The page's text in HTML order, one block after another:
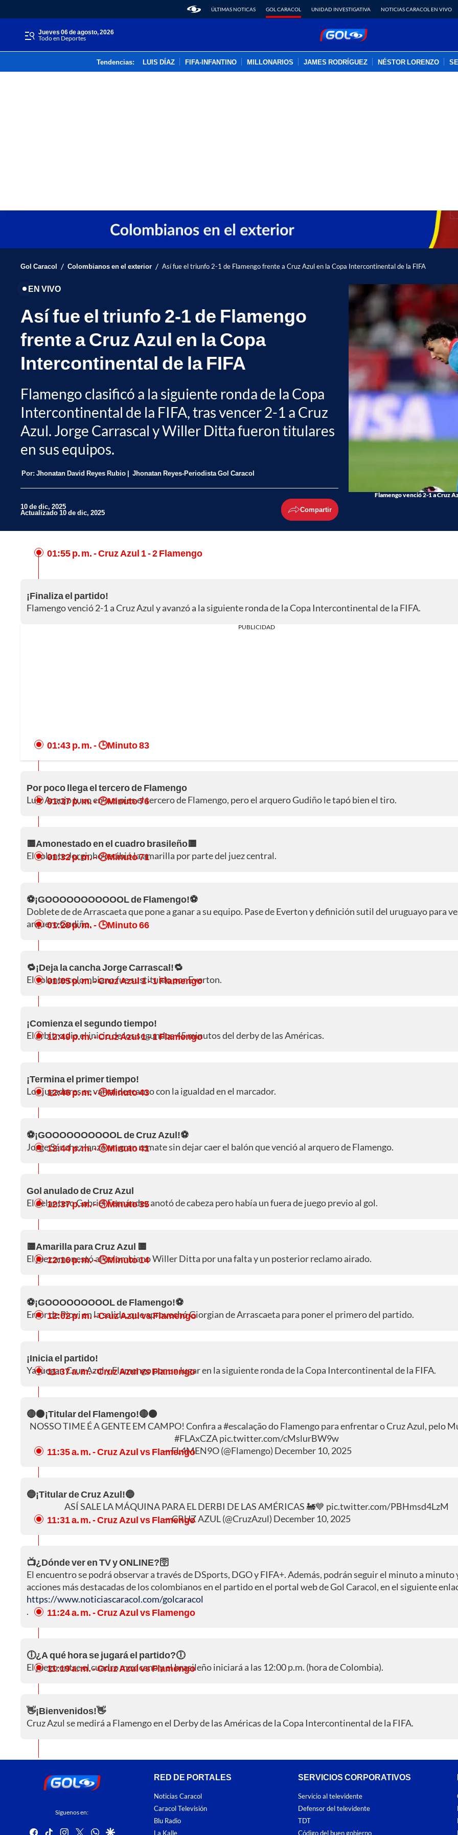
ÚLTIMAS NOTICAS GOL CARACOL UNIDAD INVESTIGATIVA NOTICIAS CARACOL EN VIVO
jueves 06 de agosto, 2026
Todo en Deportes
Tendencias: LUIS DÍAZ FIFA-INFANTINO MILLONARIOS JAMES RODRÍGUEZ NÉSTOR LORENZO
Gol Caracol / Colombianos en el exterior / Así fue el triunfo 2-1 de Flamengo frente a Cruz Azul en la Copa Intercontinental de la FIFA
EN VIVO
Así fue el triunfo 2-1 de Flamengo
frente a Cruz Azul en la Copa
Intercontinental de la FIFA
Flamengo clasificó a la siguiente ronda de la Copa
Intercontinental de la FIFA, tras vencer 2-1 a Cruz
Azul. Jorge Carrascal y Willer Ditta fueron titulares
en sus equipos.
Por: Jhonatan David Reyes Rubio Jhonatan Reyes-Periodista Gol Caracol
10 de dic, 2025
Actualizado 10 de dic, 2025 Compartir
Flamengo venció 2-1 a Cruz
01:55 p. m.- Cruz Azul 1 - 2 Flamengo
¡Finaliza el partido!
Flamengo venció 2-1 a Cruz Azul y avanzó a la siguiente ronda de la Copa Intercontinental de la FIFA.
PUBLICIDAD
01:43 p. m.- 🕒Minuto 83
Por poco llega el tercero de Flamengo
Luiz Araujo tuvo en sus pies el tercero de Flamengo, pero el arquero Gudiño le tapó bien el tiro.
01:37 p. m.- 🕒Minuto 76
🟨Amonestado en el cuadro brasileño🟨
El volante Jorginho recibió la amarilla por parte del juez central.
01:32 p. m.- 🕒Minuto 71
⚽¡GOOOOOOOOOOOL de Flamengo!⚽
Doblete de de Arrascaeta que pone a ganar a su equipo. Pase de Everton y definición sutil del uruguayo para
arquero Gudiño.
01:28 p. m.- 🕒Minuto 66
🔁¡Deja la cancha Jorge Carrascal!🔁
El volante colombiano fue sustituido por Everton.
01:05 p. m.- Cruz Azul 1 - 1 Flamengo
¡Comienza el segundo tiempo!
El árbitro dio el inicio de los segundos 45 minutos del derby de las Américas.
12:49 p. m.- Cruz Azul 1 - 1 Flamengo
¡Termina el primer tiempo!
Los jugadores se van al descanso con la igualdad en el marcador.
12:46 p. m.- 🕒Minuto 43
⚽¡GOOOOOOOOOOL de Cruz Azul!⚽
Jorge Sánchez lanzó un gran remate sin dejar caer el balón que venció al arquero de Flamengo.
12:44 p. m.- 🕒Minuto 41
Gol anulado de Cruz Azul
El delantero Gabriel Fernández anotó de cabeza pero había un fuera de juego previo al gol.
12:37 p. m.- 🕒Minuto 35
🟨Amarilla para Cruz Azul 🟨
El juez amonestó al colombiano Willer Ditta por una falta y un posterior reclamo airado.
12:16 p. m.- 🕒Minuto 14
⚽¡GOOOOOOOOOL de Flamengo!⚽
Error de Piovi en la salida, que aprovechó Giorgian de Arrascaeta para poner el primero del partido.
12:02 p. m.- Cruz Azul vs Flamengo
¡Inicia el partido!
Ya juegan Cruz Azul y Flamengo por un lugar en la siguiente ronda de la Copa Intercontinental de la FIFA.
11:37 a. m.- Cruz Azul vs Flamengo
🔴⚫¡Titular del Flamengo!🔴⚫
NOSSO TIME É A GENTE EM CAMPO! Confira a#escalaçãodo Flamengo para enfrentar o Cruz Azul, pelo
#FLAxCZApic.twitter.com/cMslurBW9w
— FL4MEN9O (@Flamengo) December 10, 2025
11:35 a. m.- Cruz Azul vs Flamengo
🔵¡Titular de Cruz Azul!🔵
ASÍ SALE LA MÁQUINA PARA EL DERBI DE LAS AMÉRICAS 🚂💙 pic.twitter.com/PBHmsd4LzM
— CRUZ AZUL (@CruzAzul) December 10, 2025
11:31 a. m.- Cruz Azul vs Flamengo
📺¿Dónde ver en TV y ONLINE?🛜
El encuentro se podrá observar a través de DSports, DGO y FIFA+. Además, podrán seguir el minuto a minuto
acciones más destacadas de los colombianos en el partido en el portal web de Gol Caracol, en el siguiente
https://www.noticiascaracol.com/golcaracol
.
11:24 a. m.- Cruz Azul vs Flamengo
🕕¿A qué hora se jugará el partido?🕕
El juego entre el cuadro mexicano y el brasileño iniciará a las 12:00 p.m. (hora de Colombia).
11:19 a. m.- Cruz Azul vs Flamengo
👋¡Bienvenidos!👋
Cruz Azul se medirá a Flamengo en el Derby de las Américas de la Copa Intercontinental de la FIFA.
Síguenos en:
facebook
tiktokinstagram
twitterwhatsapp
google
RED DE PORTALES
Noticias Caracol
Caracol Televisión
Blu Radio
La Kalle
SERVICIOS CORPORATIVOS
Servicio al televidente
Defensor del televidente
TDT
Código del buen gobierno